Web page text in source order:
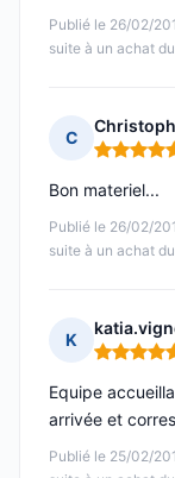
Publié le 26/02/
suite à un achat
C
Note : 5
Publié le 26/02/
suite à un achat
Bon materiel...
K
Note : 5
Publié le 25/02/
Equipe
arrivée et